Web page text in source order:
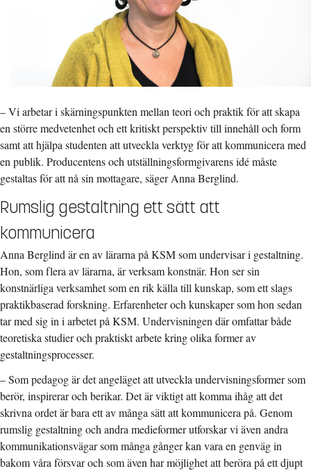
– Vi arbetar i skärningspunkten mellan teori och praktik för att skapa
en större medvetenhet och ett kritiskt perspektiv till innehåll och form
samt att hjälpa studenten att utveckla verktyg för att kommunicera med
en publik. Producentens och utställningsformgivarens idé måste
gestaltas för att nå sin mottagare, säger Anna Berglind.
Rumslig gestaltning ett sätt att
kommunicera
Anna Berglind är en av lärarna på KSM som undervisar i gestaltning.
Hon, som flera av lärarna, är verksam konstnär. Hon ser sin
konstnärliga verksamhet som en rik källa till kunskap, som ett slags
praktikbaserad forskning. Erfarenheter och kunskaper som hon sedan
tar med sig in i arbetet på KSM. Undervisningen där omfattar både
teoretiska studier och praktiskt arbete kring olika former av
gestaltningsprocesser.
– Som pedagog är det angeläget att utveckla undervisningsformer som
berör, inspirerar och berikar. Det är viktigt att komma ihåg att det
skrivna ordet är bara ett av många sätt att kommunicera på. Genom
rumslig gestaltning och andra medieformer utforskar vi även andra
kommunikationsvägar som många gånger kan vara en genväg in
bakom våra försvar och som även har möjlighet att beröra på ett djupt